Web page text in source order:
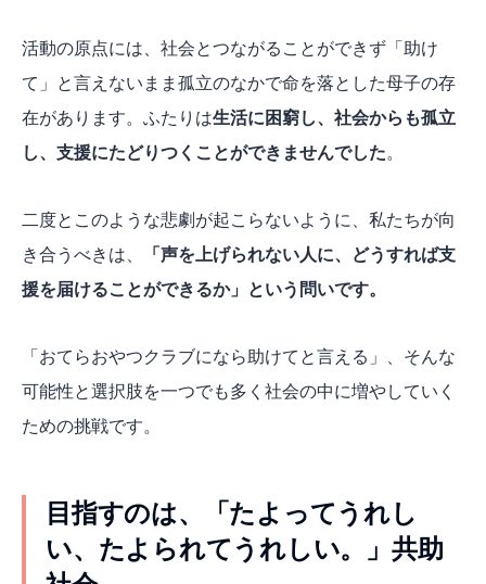
活動の原点には、社会とつながることができず「助け
て」と言えないまま孤立のなかで命を落とした母子の存
在があります。ふたりは生活に困窮し、社会からも孤立
し、支援にたどりつくことができませんでした。
二度とこのような悲劇が起こらないように、私たちが向
き合うべきは、
「声を上げられない人に、どうすれば支
援を届けることができるか」という問いです。
「おてらおやつクラブになら助けてと言える」、そんな
可能性と選択肢を一つでも多く社会の中に増やしていく
ための挑戦です。
目指すのは、「たよってうれし
い、たよられてうれしい。」共助